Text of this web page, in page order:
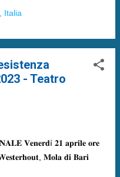
Italia
- Teatro
𝐕𝐞𝐧𝐞𝐫𝐝í 𝟐𝟏 𝐚𝐩𝐫𝐢𝐥𝐞 𝐨𝐫𝐞
𝐌𝐨𝐥𝐚 𝐝𝐢 𝐁𝐚𝐫𝐢